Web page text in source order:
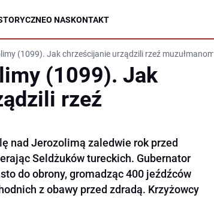
O NASKONTAKT
(1099). Jak chrześcijanie urządzili rzeź muzułmanom
(1099). Jak
rzeź
nad Jerozolimą zaledwie rok przed
Seldżuków tureckich. Gubernator
do obrony, gromadząc 400 jeźdźców
z obawy przed zdradą. Krzyżowcy